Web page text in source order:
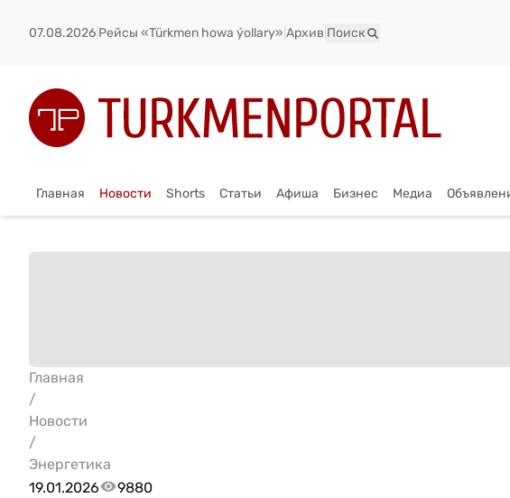
07.08.2026 Рейсы «Türkmen howa ýollary» Архив Поиск
Главная Новости Shorts Статьи Афиша Бизнес Медиа
Главная
/
Новости
/
Энергетика
19.01.2026
9880